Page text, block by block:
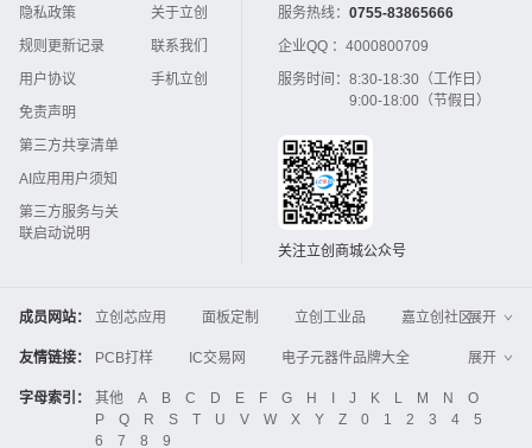
隐私政策
规则更新记录
用户协议
免责声明
第三方共享清单
AI应用用户须知
第三方服务与关
联启动说明
关于立创
联系我们
手机立创
服务热线： 0755-83865666
企业QQ ： 4000800709
服务时间： 8:30-18:30（工作日）
9:00-18:00（节假日）
关注立创商城公众号
成员网站： 立创芯应用 面板定制 立创工业品
嘉立创社区
3D打印
嘉立创FPC 嘉立创PCB
嘉立创FA
Global Website LCSC
ZXHPCB
展开
友情链接： PCB打样 IC交易网
电子元器件品牌大全
中国IC网
智能电网 机电设备
电子工程网
晶振
电子技术应用 21icsearch 电子展
展开
字母索引： 其他 A B C D E F G H J K L M N
O
P
Q R S T U V W X Y Z 0 1 2 3 4
5
6
7 8 9